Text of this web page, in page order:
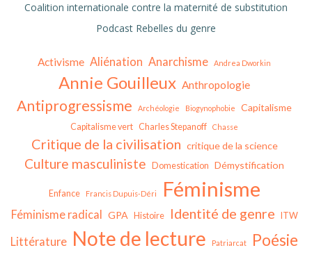
Coalition internationale contre la maternité de substitution
Podcast Rebelles du genre
Activisme Aliénation Anarchisme Andrea Dworkin
Annie Gouilleux Anthropologie
Antiprogressisme Archéologie Biogynophobie Capitalisme
Capitalisme vert Charles Stepanoff Chasse
Critique de la civilisation critique de la science
Culture masculiniste Domestication Démystification
Enfance Francis Dupuis-Déri Féminisme
Féminisme radical GPA Histoire Identité de genre ITW
Littérature Note de lecture Patriarcat Poésie